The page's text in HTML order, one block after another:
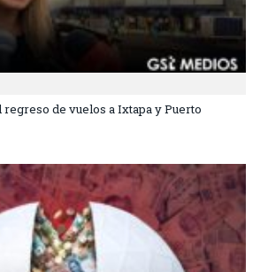
de vuelos a Ixtapa y Puerto